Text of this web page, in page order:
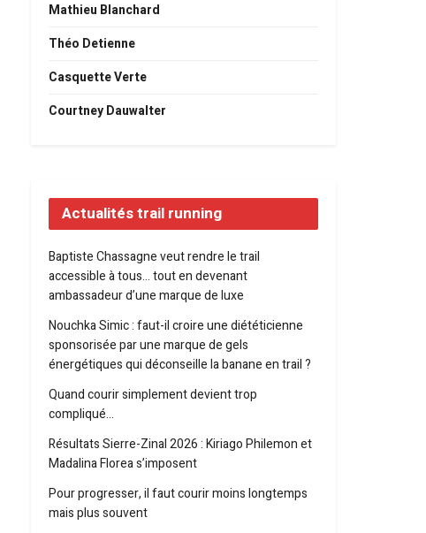
Mathieu Blanchard
Théo Detienne
Casquette Verte
Courtney Dauwalter
Actualités trail running
Baptiste Chassagne veut rendre le trail
accessible à tous… tout en devenant
ambassadeur d’une marque de luxe
Nouchka Simic : faut-il croire une diététicienne
sponsorisée par une marque de gels
énergétiques qui déconseille la banane en trail ?
Quand courir simplement devient trop
compliqué…
Résultats Sierre-Zinal 2026 : Kiriago Philemon et
Madalina Florea s’imposent
Pour progresser, il faut courir moins longtemps
mais plus souvent